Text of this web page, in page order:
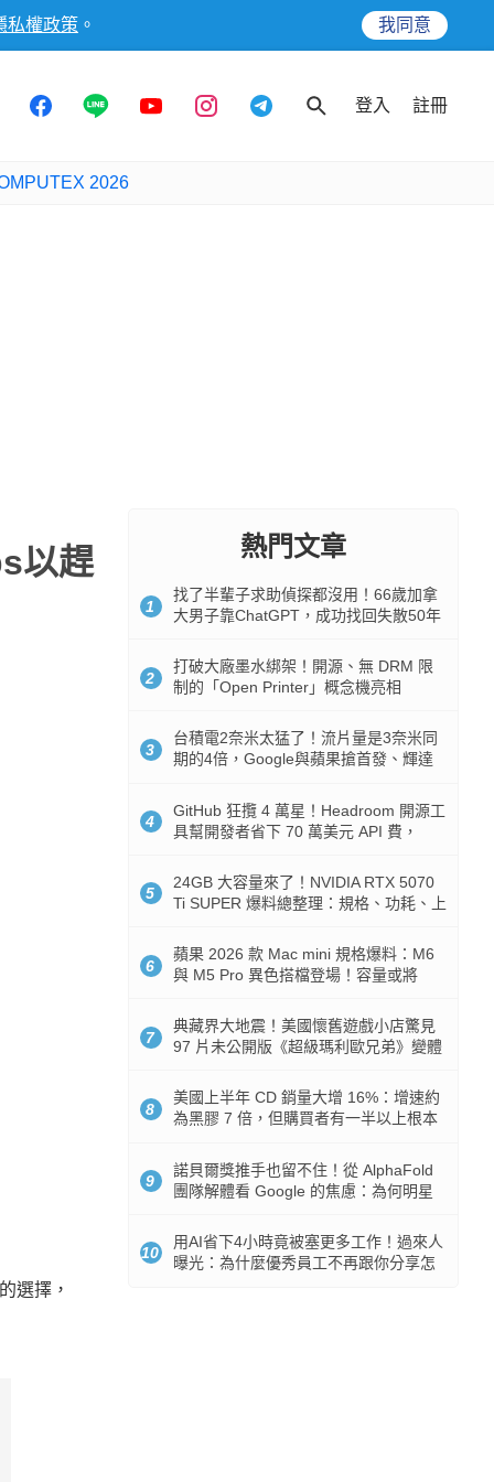
私權政策 。 我同意
登入 註冊
2026
以趕
選擇，
熱門文章
1
找了半輩子求助偵探都沒用！66歲加拿
大男子靠ChatGPT，成功找回失散50年
2
打破大廠墨水綁架！開源、無 DRM 限
制的「Open Printer」概念機亮相
3
台積電2奈米太猛了！流片量是3奈米同
期的4倍，Google與蘋果搶首發、輝達
4
GitHub 狂攬 4 萬星！Headroom 開源工
具幫開發者省下 70 萬美元 API 費，
5
24GB 大容量來了！NVIDIA RTX 5070
Ti SUPER 爆料總整理：規格、功耗、上
6
蘋果 2026 款 Mac mini 規格爆料：M6
與 M5 Pro 異色搭檔登場！容量或將
7
典藏界大地震！美國懷舊遊戲小店驚見
97 片未公開版《超級瑪利歐兄弟》變體
8
美國上半年 CD 銷量大增 16%：增速約
為黑膠 7 倍，但購買者有一半以上根本
9
諾貝爾獎推手也留不住！從 AlphaFold
團隊解體看 Google 的焦慮：為何明星
10
用AI省下4小時竟被塞更多工作！過來人
曝光：為什麼優秀員工不再跟你分享怎